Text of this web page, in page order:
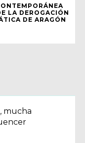
LA DEROGACIÓN
DE ARAGÓN
mucha